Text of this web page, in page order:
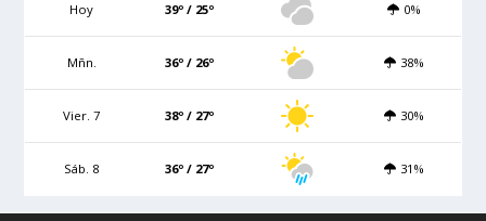
Hoy 39º / 25º 0%
Mñn. 36º / 26º 38%
Vier. 7 38º / 27º 30%
Sáb. 8 36º / 27º 31%